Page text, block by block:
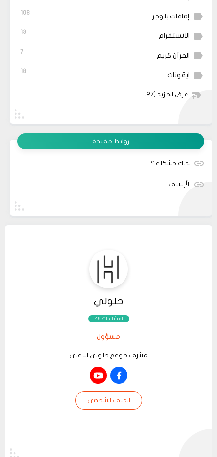
إضافات بلوجر 108
الانستقرام 13
القرآن كريم 7
ايقونات 18
عرض المزيد (27)
روابط مفيدة
لديك مشكلة ؟
الأرشيف
حلولي
المشاركات:149
مسؤول
مشرف موقع حلولي التقني
الملف الشخصي